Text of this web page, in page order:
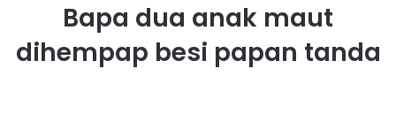
Bapa dua anak maut
dihempap besi papan tanda